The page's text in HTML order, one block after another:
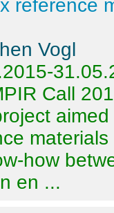
reference
Vogl
Call
how
en ...